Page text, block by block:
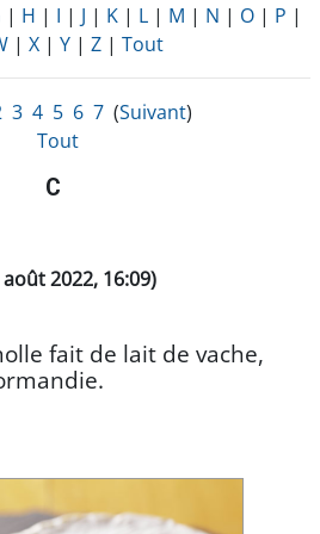
| H | I | J | K | L | M | N | O | P |
| X | Y | Z | Tout
3 4 5 6 7 (Suivant)
Tout
C
2022, 16:09)
fait de lait de vache,